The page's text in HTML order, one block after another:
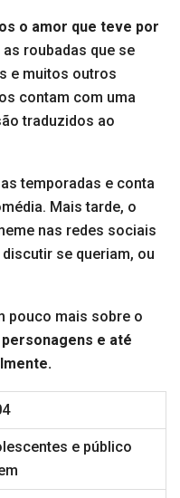
o amor que teve por
as roubadas que se
e muitos outros
contam com uma
traduzidos ao
temporadas e conta
Mais tarde, o
nas redes sociais
se queriam, ou
pouco mais sobre o
e até
e público